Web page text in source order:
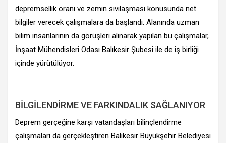
depremsellik oranı ve zemin sıvılaşması konusunda net
bilgiler verecek çalışmalara da başlandı. Alanında uzman
bilim insanlarının da görüşleri alınarak yapılan bu çalışmalar,
İnşaat Mühendisleri Odası Balıkesir Şubesi ile de iş birliği
içinde yürütülüyor.
BİLGİLENDİRME VE FARKINDALIK SAĞLANIYOR
Deprem gerçeğine karşı vatandaşları bilinçlendirme
çalışmaları da gerçekleştiren Balıkesir Büyükşehir Belediyesi